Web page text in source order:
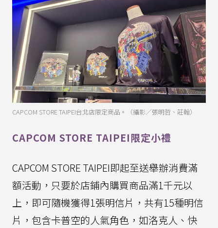
CAPCOM STORE TAIPEI台北店限定商品。（攝影／張明哲、莊翰）
CAPCOM STORE TAIPEI限定小禮
CAPCOM STORE TAIPEI即起至送舉辦消費滿
額活動，只要於店鋪內購買商品滿1千元以
上，即可隨機獲得1張明信片，共有15種明信
片，包含卡普空的人氣角色，如洛克人、快